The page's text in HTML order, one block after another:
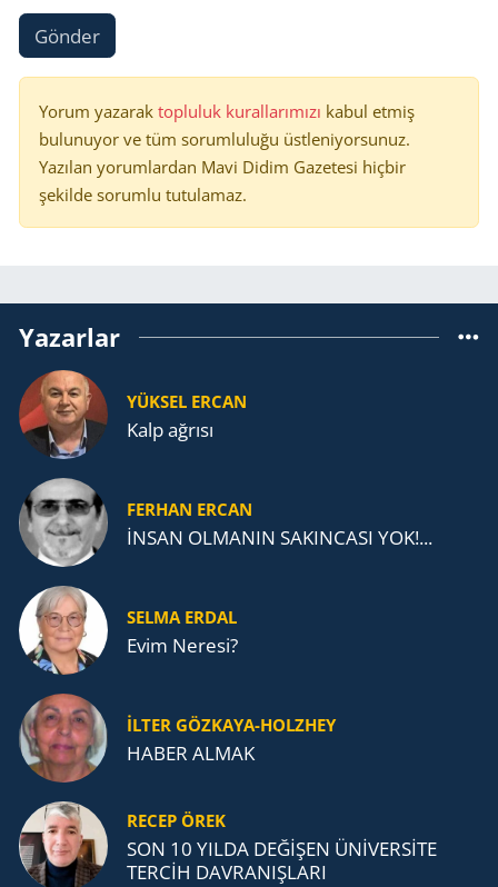
Gönder
Yorum yazarak topluluk kurallarımızı kabul etmiş
bulunuyor ve tüm sorumluluğu üstleniyorsunuz.
Yazılan yorumlardan Mavi Didim Gazetesi hiçbir
şekilde sorumlu tutulamaz.
Yazarlar
YÜKSEL ERCAN
Kalp ağrısı
FERHAN ERCAN
İNSAN OLMANIN SAKINCASI YOK!...
SELMA ERDAL
Evim Neresi?
İLTER GÖZKAYA-HOLZHEY
HABER ALMAK
RECEP ÖREK
SON 10 YILDA DEĞİŞEN ÜNİVERSİTE
TERCİH DAVRANIŞLARI